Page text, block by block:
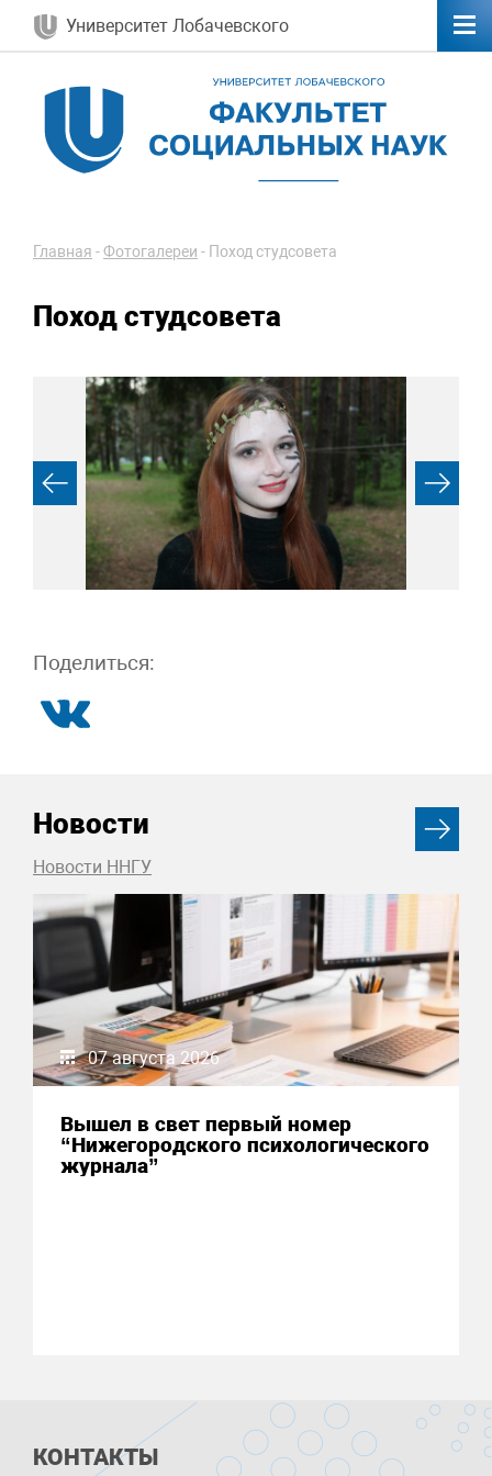
Университет Лобачевского
Главная -Фотогалереи - Поход студсовета
Поход студсовета
Поделиться:
Новости
Новости ННГУ
07 августа 2026
Вышел в свет первый номер
“Нижегородского психологического
журнала”
КОНТАКТЫ